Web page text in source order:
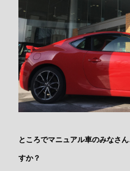
ところでマニュアル車のみなさ
すか？